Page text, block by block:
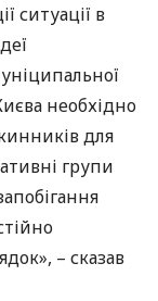
ситуації в
необхідно
для
групи
– сказав